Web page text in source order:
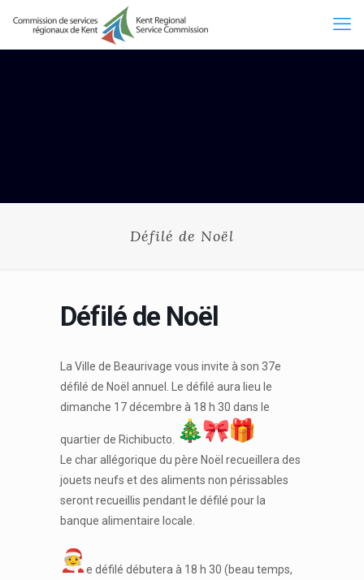
Défilé de Noël
Défilé de Noël
La Ville de Beaurivage vous invite à son 37e
défilé de Noël annuel. Le défilé aura lieu le
dimanche 17 décembre à 18 h 30 dans le
quartier de Richibucto.
Le char allégorique du père Noël recueillera des
jouets neufs et des aliments non périssables
seront recueillis pendant le défilé pour la
banque alimentaire locale.
e défilé débutera à 18 h 30 (beau temps,